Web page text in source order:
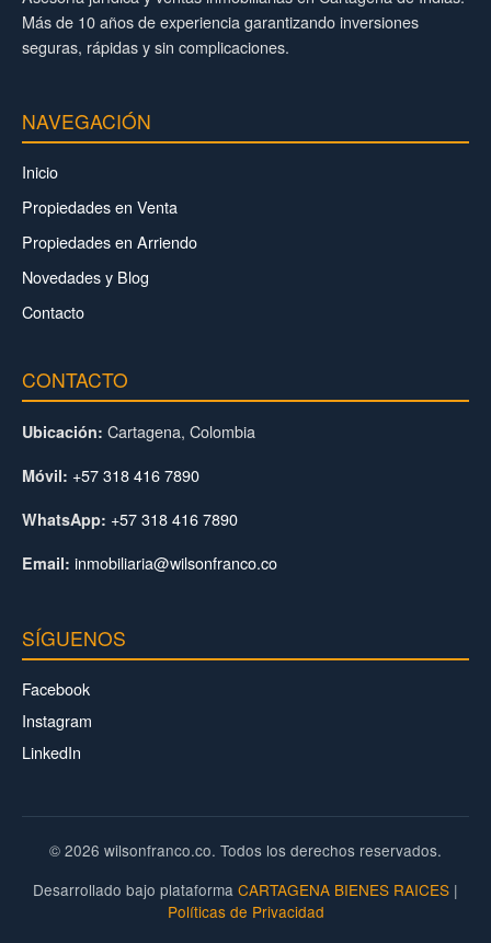
Más de 10 años de experiencia garantizando inversiones
seguras, rápidas y sin complicaciones.
NAVEGACIÓN
Inicio
Propiedades en Venta
Propiedades en Arriendo
Novedades y Blog
Contacto
CONTACTO
Ubicación: Cartagena, Colombia
Móvil: +57 318 416 7890
WhatsApp: +57 318 416 7890
Email: inmobiliaria@wilsonfranco.co
SÍGUENOS
Facebook
Instagram
LinkedIn
© 2026 wilsonfranco.co. Todos los derechos reservados.
Desarrollado bajo plataforma CARTAGENA BIENES RAICES |
Políticas de Privacidad